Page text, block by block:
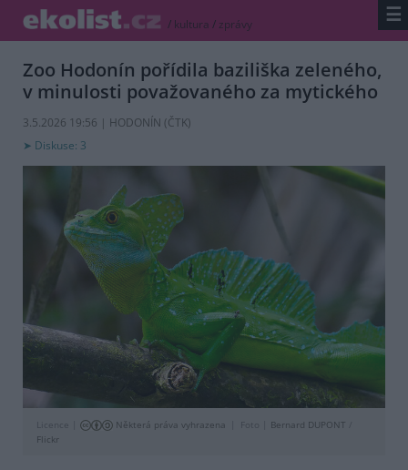
/ kultura / zprávy ☰
Zoo Hodonín pořídila baziliška zeleného,
v minulosti považovaného za mytického
3.5.2026 19:56 | HODONÍN (ČTK)
Diskuse: 3
Licence | Některá práva vyhrazena Foto | Bernard DUPONT
Flickr